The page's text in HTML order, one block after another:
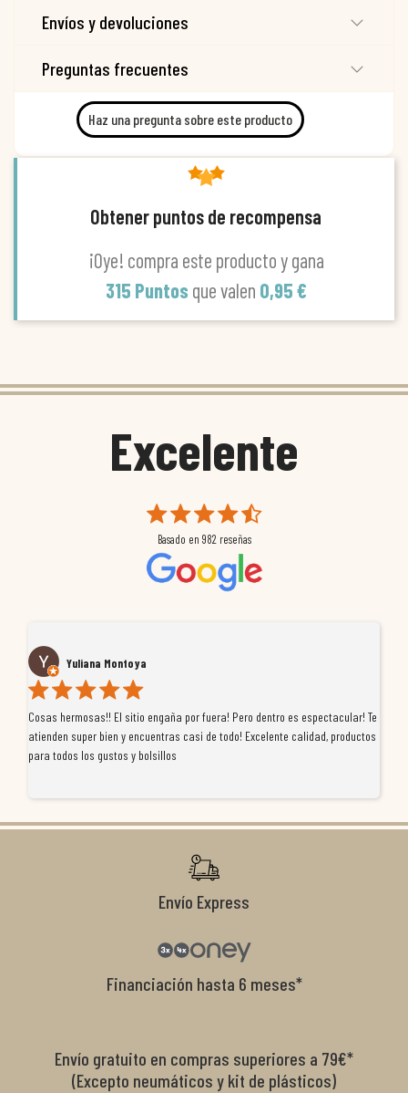
Envíos y devoluciones
Preguntas frecuentes
Haz una pregunta sobre este producto
Obtener puntos de recompensa
¡Oye! compra este producto y gana
315 Puntos que valen 0,95 €
Excelente
Basado en 982 reseñas
Yuliana Montoya
Cosas hermosas!! El sitio engaña por fuera! Pero dentro es espectacular! Te
atienden super bien y encuentras casi de todo! Excelente calidad, productos
para todos los gustos y bolsillos
Envío Express
Financiación hasta 6 meses*
Envío gratuito en compras superiores a 79€*
(Excepto neumáticos y kit de plásticos)